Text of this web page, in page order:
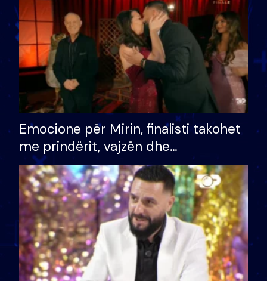
Emocione për Mirin, finalisti takohet
me prindërit, vajzën dhe
bashkëshorten: S’kemi ndonjë letër
divorci apo jo?